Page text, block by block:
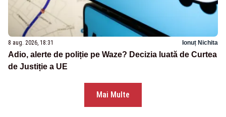
8 aug. 2026, 18:31 Ionuț Nichita
Adio, alerte de poliție pe Waze? Decizia luată de Curtea
de Justiție a UE
Mai Multe